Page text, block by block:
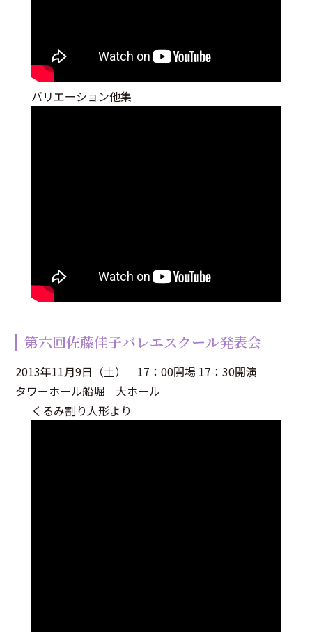
バリエーション他集
第六回佐藤佳子バレエスクール発表会
2013年11月9日（土） 17：00開場 17：30開演
タワーホール船堀 大ホール
くるみ割り人形より